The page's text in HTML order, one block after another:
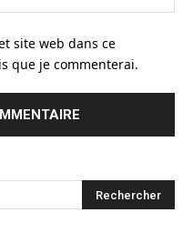
site web dans ce
que je commenterai.